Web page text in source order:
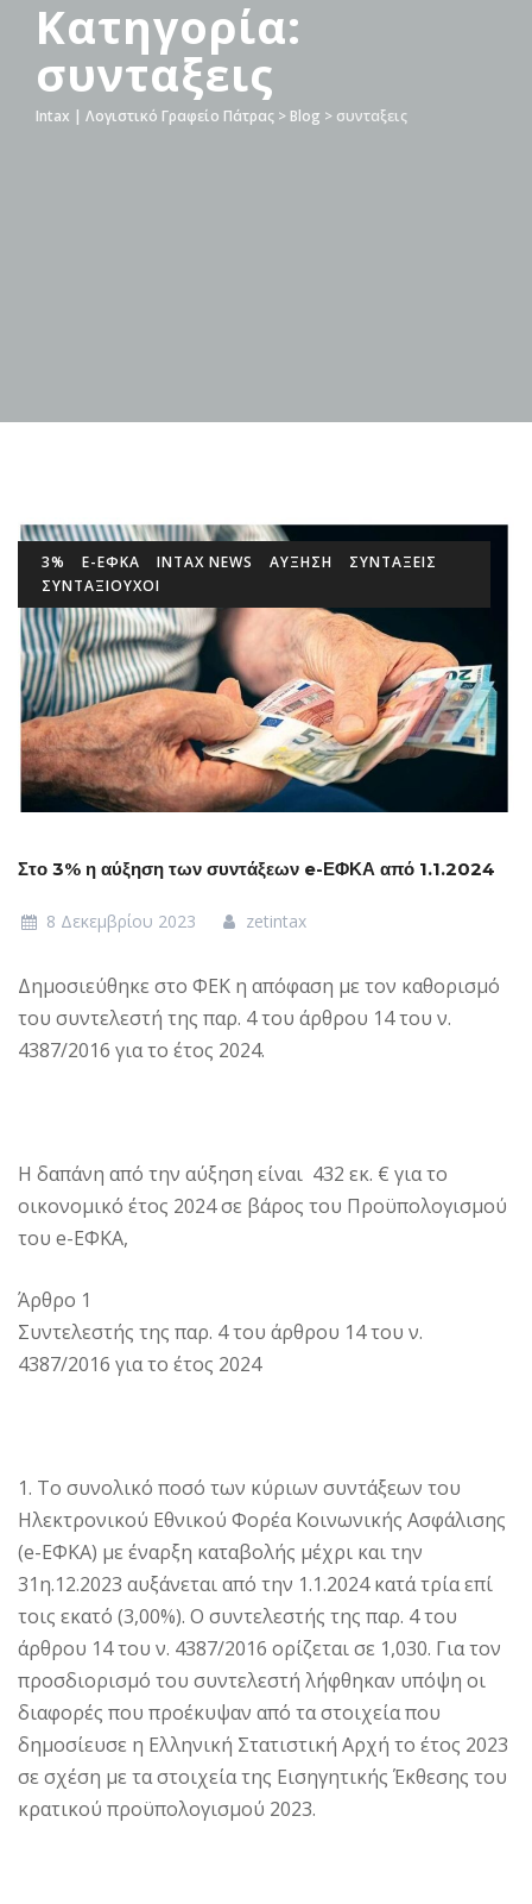
Κατηγορία:
συνταξεις
Intax | Λογιστικό Γραφείο Πάτρας > Blog > συνταξεις
3% E-ΕΦΚΑ INTAX NEWS ΑΎΞΗΣΗ
ΣΥΝΤΑΞΕΙΣ
ΣΥΝΤΑΞΙΟΥΧΟΙ
Στο 3% η αύξηση των συντάξεων e-ΕΦΚΑ από 1.1.2024
8 Δεκεμβρίου 2023 zetintax
Δημοσιεύθηκε στο ΦΕΚ η απόφαση με τον καθορισμό
του συντελεστή της παρ. 4 του άρθρου 14 του ν.
4387/2016 για το έτος 2024.
H δαπάνη από την αύξηση είναι 432 εκ. € για το
οικονομικό έτος 2024 σε βάρος του Προϋπολογισμού
του e-ΕΦΚΑ,
Άρθρο 1
Συντελεστής της παρ. 4 του άρθρου 14 του ν.
4387/2016 για το έτος 2024
1. Το συνολικό ποσό των κύριων συντάξεων του
Ηλεκτρονικού Εθνικού Φορέα Κοινωνικής Ασφάλισης
(e-ΕΦΚΑ) με έναρξη καταβολής μέχρι και την
31η.12.2023 αυξάνεται από την 1.1.2024 κατά τρία επί
τοις εκατό (3,00%). Ο συντελεστής της παρ. 4 του
άρθρου 14 του ν. 4387/2016 ορίζεται σε 1,030. Για τον
προσδιορισμό του συντελεστή λήφθηκαν υπόψη οι
διαφορές που προέκυψαν από τα στοιχεία που
δημοσίευσε η Ελληνική Στατιστική Αρχή το έτος 2023
σε σχέση με τα στοιχεία της Εισηγητικής Έκθεσης του
κρατικού προϋπολογισμού 2023.